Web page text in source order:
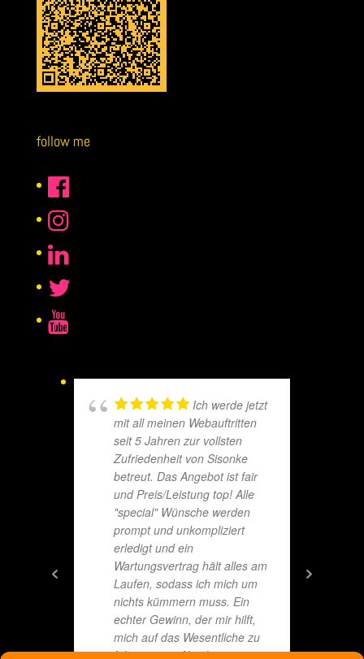
follow me
Ich werde jetzt
mit all meinen Webauftritten
seit 5 Jahren zur vollsten
Zufriedenheit von Sisonke
betreut. Das Angebot ist fair
und Preis/Leistung top! Alle
"special" Wünsche werden
prompt und unkompliziert
erledigt und ein
Wartungsvertrag hält alles am
Laufen, sodass ich mich um
nichts kümmern muss. Ein
echter Gewinn, der mir hilft,
mich auf das Wesentliche zu
fokussieren. Absolute